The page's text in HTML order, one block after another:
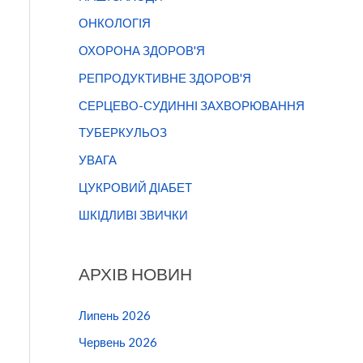
ОНКОЛОГІЯ
ОХОРОНА ЗДОРОВ'Я
РЕПРОДУКТИВНЕ ЗДОРОВ'Я
СЕРЦЕВО-СУДИННІ ЗАХВОРЮВАННЯ
ТУБЕРКУЛЬОЗ
УВАГА
ЦУКРОВИЙ ДІАБЕТ
ШКІДЛИВІ ЗВИЧКИ
АРХІВ НОВИН
Липень 2026
Червень 2026